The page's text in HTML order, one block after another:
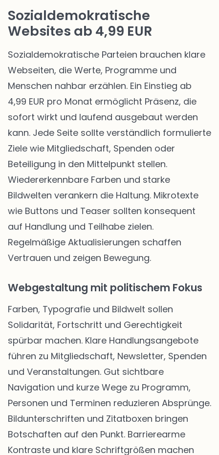
Sozialdemokratische
Websites ab 4,99 EUR
Sozialdemokratische Parteien brauchen klare
Webseiten, die Werte, Programme und
Menschen nahbar erzählen. Ein Einstieg ab
4,99 EUR pro Monat ermöglicht Präsenz, die
sofort wirkt und laufend ausgebaut werden
kann. Jede Seite sollte verständlich formulierte
Ziele wie Mitgliedschaft, Spenden oder
Beteiligung in den Mittelpunkt stellen.
Wiedererkennbare Farben und starke
Bildwelten verankern die Haltung. Mikrotexte
wie Buttons und Teaser sollten konsequent
auf Handlung und Teilhabe zielen.
Regelmäßige Aktualisierungen schaffen
Vertrauen und zeigen Bewegung.
Webgestaltung mit politischem Fokus
Farben, Typografie und Bildwelt sollen
Solidarität, Fortschritt und Gerechtigkeit
spürbar machen. Klare Handlungsangebote
führen zu Mitgliedschaft, Newsletter, Spenden
und Veranstaltungen. Gut sichtbare
Navigation und kurze Wege zu Programm,
Personen und Terminen reduzieren Absprünge.
Bildunterschriften und Zitatboxen bringen
Botschaften auf den Punkt. Barrierearme
Kontraste und klare Schriftgrößen machen